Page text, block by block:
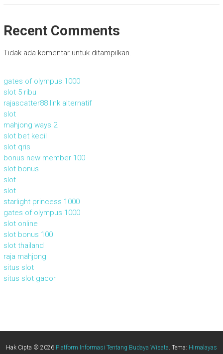
Recent Comments
Tidak ada komentar untuk ditampilkan.
gates of olympus 1000
slot 5 ribu
rajascatter88 link alternatif
slot
mahjong ways 2
slot bet kecil
slot qris
bonus new member 100
slot bonus
slot
slot
starlight princess 1000
gates of olympus 1000
slot online
slot bonus 100
slot thailand
raja mahjong
situs slot
situs slot gacor
Hak Cipta © 2026 Platform Informasi Tentang Budaya Wisata . Tema: Himalayas